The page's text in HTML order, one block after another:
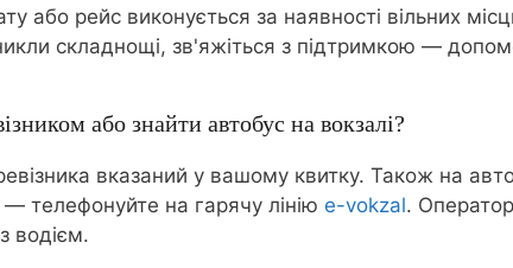
або рейс виконується за наявності вільних
складнощі, зв'яжіться з підтримкою —
або знайти автобус на вокзалі?
вказаний у вашому квитку. Також на
телефонуйте на гарячу лінію e-vokzal.
водієм.